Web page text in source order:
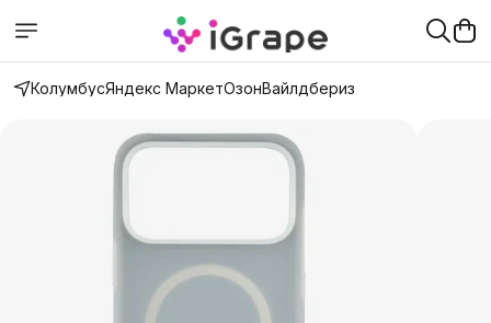
КолумбусЯндекс МаркетОзонВайлдбериз